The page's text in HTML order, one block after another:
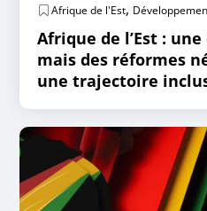
Afrique de l'Est,
Afrique de l’Est :
mais des réformes
une trajectoire